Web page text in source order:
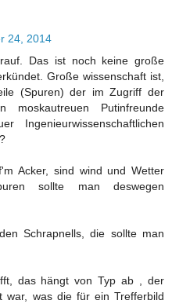
24, 2014
Das ist noch keine große
Große wissenschaft ist,
(Spuren) der im Zugriff der
moskautreuen Putinfreunde
Ingenieurwissenschaftlichen
Acker, sind wind und Wetter
sollte man deswegen
Schrapnells, die sollte man
das hängt von Typ ab , der
war, was die für ein Trefferbild